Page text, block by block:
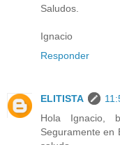
Saludos.
Ignacio
Responder
ELITISTA
Hola Ignacio,
Seguramente en